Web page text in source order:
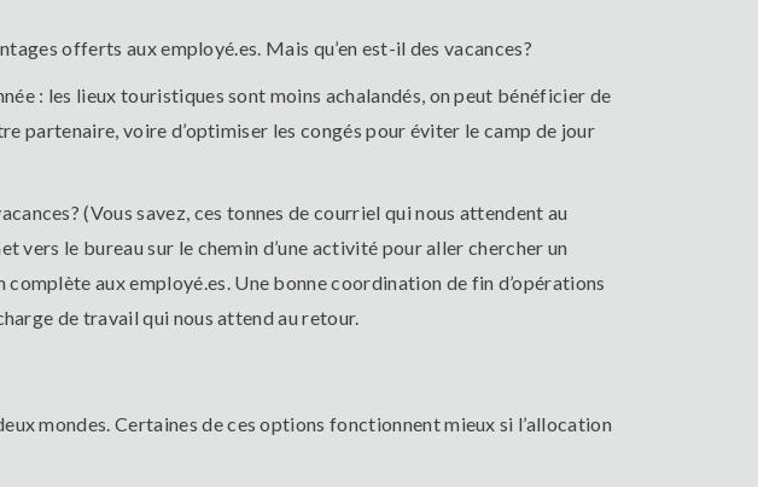
offerts aux employé.es. Mais qu’en est-il des vacances?
: les lieux touristiques sont moins achalandés, on peut bénéficier de
partenaire, voire d’optimiser les congés pour éviter le camp de jour
(Vous savez, ces tonnes de courriel qui nous attendent au
le bureau sur le chemin d’une activité pour aller chercher un
aux employé.es. Une bonne coordination de fin d’opérations
de travail qui nous attend au retour.
mondes. Certaines de ces options fonctionnent mieux si l’allocation